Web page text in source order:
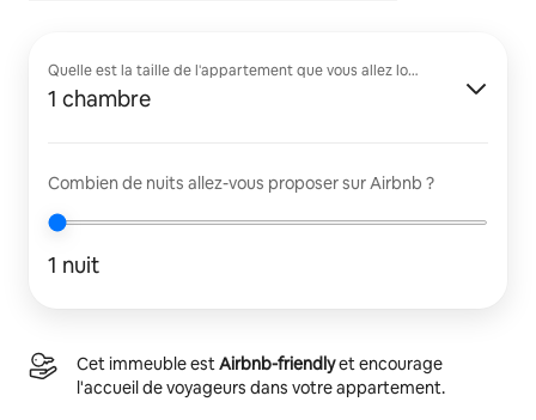
Quelle est la taille de l'appartement que vous allez louer ?
1 chambre
Combien de nuits allez-vous proposer sur Airbnb ?
1 nuit
Cet immeuble estAirbnb-friendlyet encourage
l'accueil de voyageurs dans votre appartement.